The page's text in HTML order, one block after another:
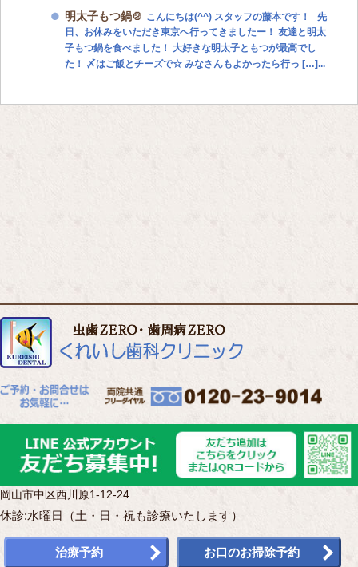
明太子もつ鍋🍲 こんにちは(^^) スタッフの藤本です！ 先
日、お休みをいただき東京へ行ってきましたー！ 友達と明太
子もつ鍋を食べました！ 大好きな明太子ともつが最高でし
た！ 〆はご飯とチーズで☆ みなさんもよかったら行っ […]...
岡山市中区西川原1-12-24
休診:水曜日（土・日・祝も診療いたします）
治療予約 お口のお掃除予約